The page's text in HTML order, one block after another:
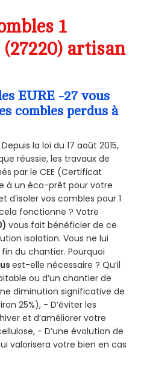
1
(27220) artisan
EURE -27 vous
combles perdus à
la loi du 17 août 2015,
réussie, les travaux de
par le CEE (Certificat
à un éco-prêt pour votre
d’isoler vos combles pour 1
fonctionne ? Votre
vous fait bénéficier de ce
isolation. Vous ne lui
fin du chantier. Pourquoi
est-elle nécessaire ? Qu’il
ou d’un chantier de
diminution significative de
25%), - D’éviter les
et d’améliorer votre
- D’une évolution de
valorisera votre bien en cas